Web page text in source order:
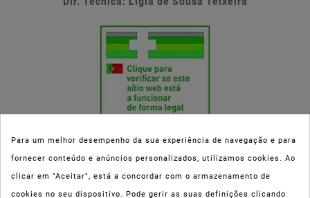
Esta parafarmácia (Farmaoli) encontra-se autorizada pelo INFARMED
(registo nº 00078/2020) para a dispensa de Medicamentos Não
Para um melhor desempenho da sua experiência de navegação e para
fornecer conteúdo e anúncios personalizados, utilizamos cookies. Ao
clicar em "Aceitar", está a concordar com o armazenamento de
cookies no seu dispositivo. Pode gerir as suas definições clicando